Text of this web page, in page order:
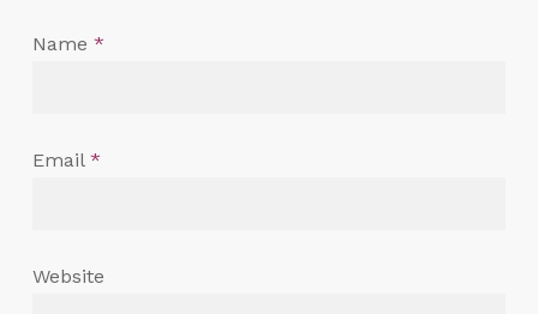
Name *
Email *
Website